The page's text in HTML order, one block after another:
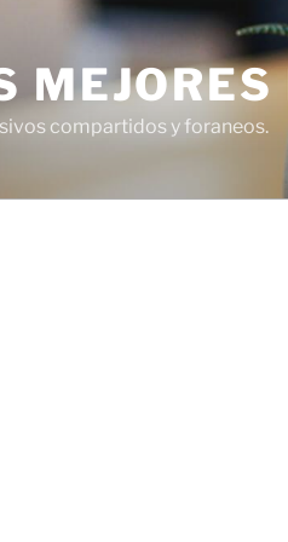
compartidos y foraneos.